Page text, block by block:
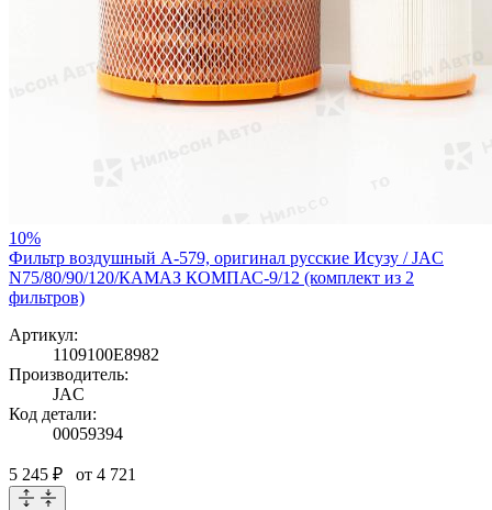
10%
Фильтр воздушный A-579, оригинал русские Исузу / JAC
N75/80/90/120/КАМАЗ КОМПАС-9/12 (комплект из 2
фильтров)
Артикул:
1109100E8982
Производитель:
JAC
Код детали:
00059394
5 245 ₽ от 4 721